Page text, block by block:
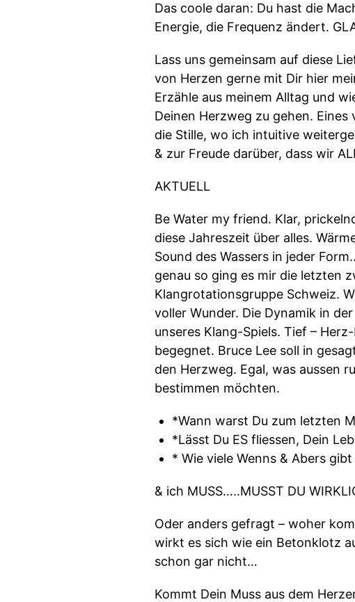
Das coole daran: Du hast die
Energie, die Frequenz ändert.
Lass uns gemeinsam auf diese
von Herzen gerne mit Dir hier
Erzähle aus meinem Alltag und
Deinen Herzweg zu gehen.
die Stille, wo ich intuitive
& zur Freude darüber, dass wir
AKTUELL
Be Water my friend. Klar,
diese Jahreszeit über alles.
Sound des Wassers in jeder
genau so ging es mir die letzten
Klangrotationsgruppe Schweiz.
voller Wunder. Die Dynamik in
unseres Klang-Spiels. Tief –
begegnet. Bruce Lee soll in
den Herzweg. Egal, was aussen
bestimmen möchten.
*Wann warst Du zum letzten
*Lässt Du ES fliessen, Dein
* Wie viele Wenns & Abers
& ich MUSS…..MUSST DU
Oder anders gefragt – woher
wirkt es sich wie ein Betonklotz
schon gar nicht…
Kommt Dein Muss aus dem